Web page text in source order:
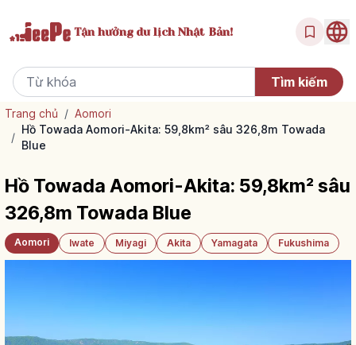
Tận hưởngdu lịch Nhật Bản!
Trang chủ / Aomori
/
Hồ Towada Aomori-Akita: 59,8km² sâu 326,8m Towada
Blue
Hồ Towada Aomori-Akita: 59,8km² sâu
326,8m Towada Blue
Aomori Iwate Miyagi Akita Yamagata Fukushima